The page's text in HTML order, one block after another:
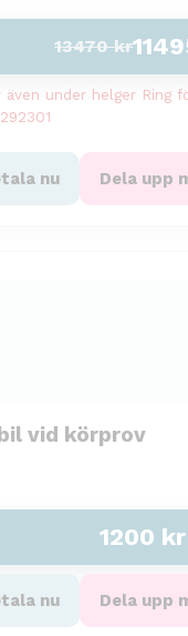
13470kr
även under helger Ring
nu Dela upp
vid körprov
1200 kr
nu Dela upp